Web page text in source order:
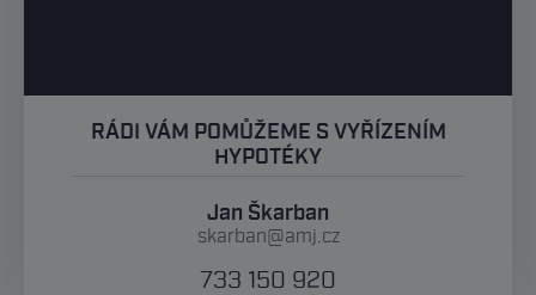
RÁDI VÁM POMŮŽEME S VYŘÍZENÍM
HYPOTÉKY
Jan Škarban
skarban@amj.cz
733 150 920